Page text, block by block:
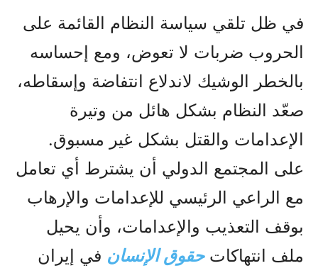
في ظل تلقي سياسة النظام القائمة على
الحروب ضربات لا تعوض، ومع إحساسه
بالخطر الوشيك لاندلاع انتفاضة وإسقاطه،
صعّد النظام بشكل هائل من وتيرة
الإعدامات والقتل بشكل غير مسبوق.
على المجتمع الدولي أن يشترط أي تعامل
مع الراعي الرئيسي للإعدامات والإرهاب
بوقف التعذيب والإعدامات، وأن يحيل
ملف انتهاكاتحقوق الإنسان في إيران